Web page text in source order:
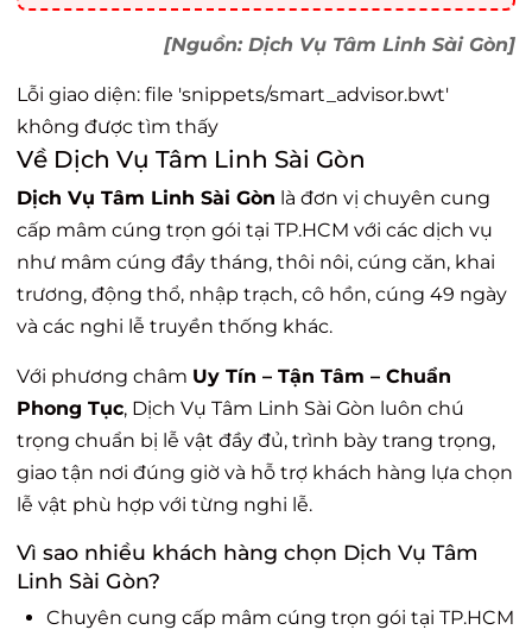
[Nguồn: Dịch Vụ Tâm Linh Sài Gòn]
Lỗi giao diện: file 'snippets/smart_advisor.bwt'
không được tìm thấy
Về Dịch Vụ Tâm Linh Sài Gòn
Dịch Vụ Tâm Linh Sài Gòn là đơn vị chuyên cung
cấp mâm cúng trọn gói tại TP.HCM với các dịch vụ
như mâm cúng đầy tháng, thôi nôi, cúng căn, khai
trương, động thổ, nhập trạch, cô hồn, cúng 49 ngày
và các nghi lễ truyền thống khác.
Với phương châm Uy Tín – Tận Tâm – Chuẩn
Phong Tục, Dịch Vụ Tâm Linh Sài Gòn luôn chú
trọng chuẩn bị lễ vật đầy đủ, trình bày trang trọng,
giao tận nơi đúng giờ và hỗ trợ khách hàng lựa chọn
lễ vật phù hợp với từng nghi lễ.
Vì sao nhiều khách hàng chọn Dịch Vụ Tâm
Linh Sài Gòn?
Chuyên cung cấp mâm cúng trọn gói tại TP.HCM